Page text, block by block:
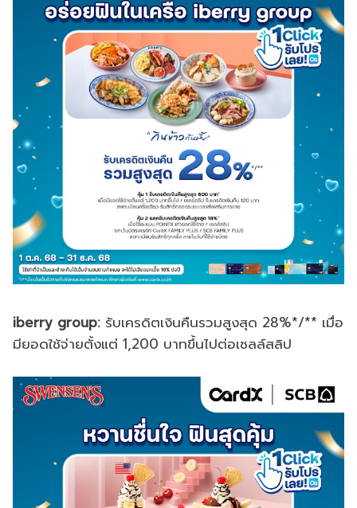
iberry group: รับเครดิตเงินคืนรวมสูงสุด 28%*/** เมื่อ
มียอดใช้จ่ายตั้งแต่ 1,200 บาทขึ้นไปต่อเซลล์สลิป